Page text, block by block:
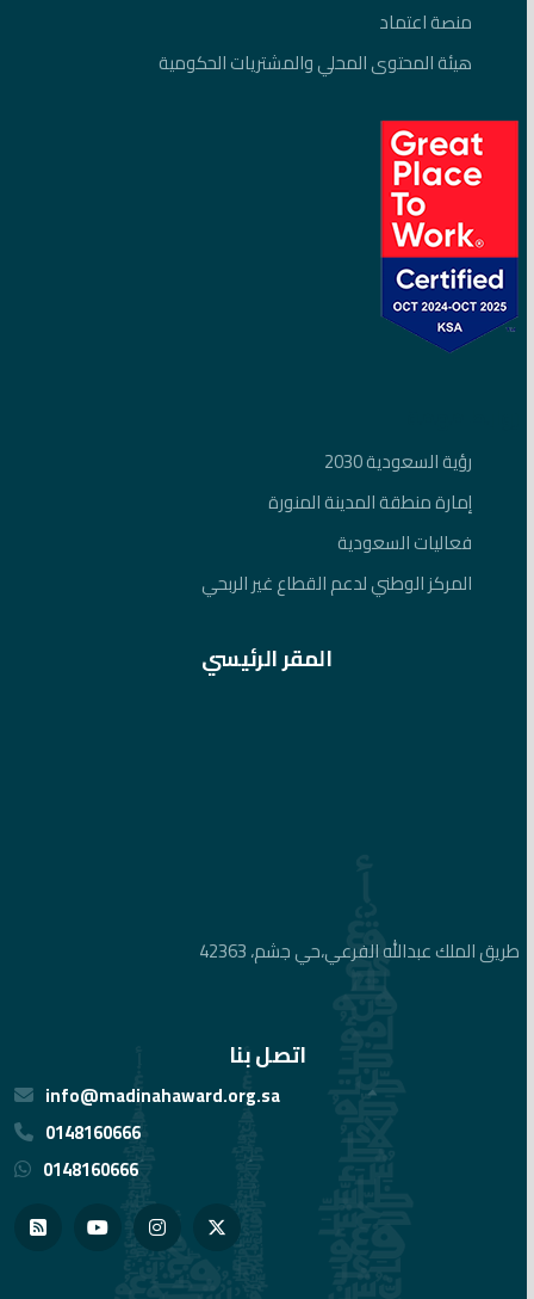
منصة اعتماد
هيئة المحتوى المحلي والمشتريات الحكومية
رؤية السعودية 2030
إمارة منطقة المدينة المنورة
فعاليات السعودية
المركز الوطني لدعم القطاع غير الربحي
المقر الرئيسي
طريق الملك عبدالله الفرعي،حي جشم، 42363
اتصل بنا
info@madinahaward.org.sa
0148160666
0148160666